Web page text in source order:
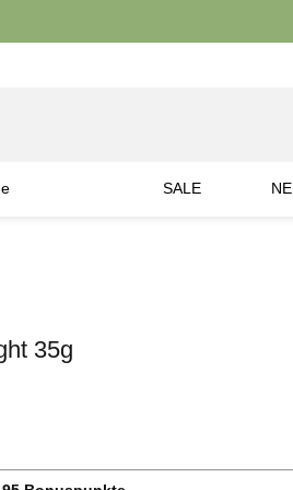
SALE
35g